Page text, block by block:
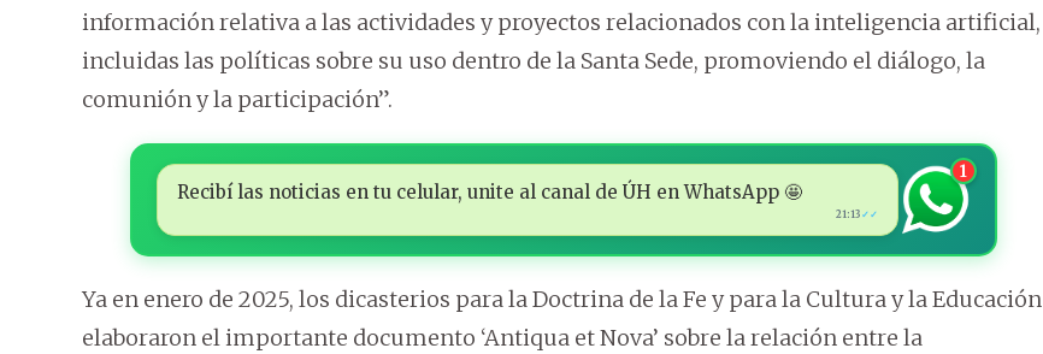
información relativa a las actividades y proyectos relacionados con la inteligencia artificial,
incluidas las políticas sobre su uso dentro de la Santa Sede, promoviendo el diálogo, la
comunión y la participación”.
Recibí las noticias en tu celular, unite al canal de ÚH en WhatsApp 🤩
21:13 ✓✓
1
Ya en enero de 2025, los dicasterios para la Doctrina de la Fe y para la Cultura y la Educación
elaboraron el importante documento ‘Antiqua et Nova’ sobre la relación entre la